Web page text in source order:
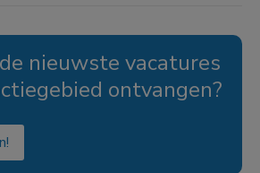
nieuwste vacatures
ontvangen?